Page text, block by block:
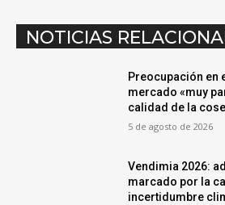
NOTICIAS
Preocupación en
mercado «muy
calidad de la
5 de agosto de 2026
Vendimia 2026:
marcado por la
incertidumbre